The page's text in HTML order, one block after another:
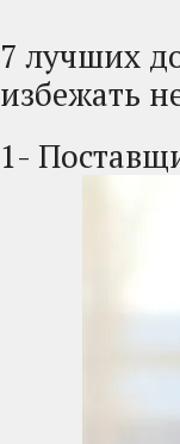
7 лучших
избежать
1-